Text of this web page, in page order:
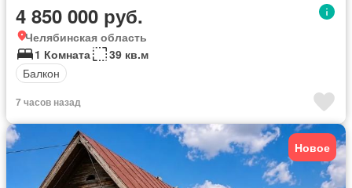
4 850 000 руб.
Челябинская область
1 Комната
39 кв.м
Балкон
7 часов назад
Новое